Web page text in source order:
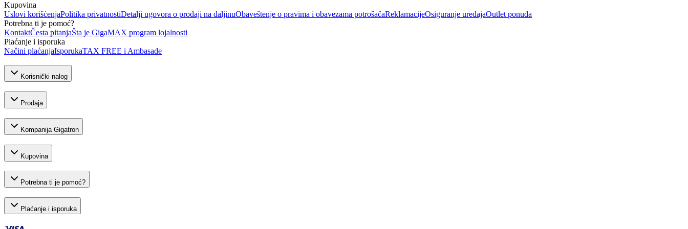
Kupovina
Uslovi korišćenjaPolitika privatnostiDetalji ugovora o prodaji na daljinuObaveštenje o pravima i obavezama potrošačaReklamacijeOsiguranje uređajaOutlet ponuda
Potrebna ti je pomoć?
KontaktČesta pitanjaŠta je GigaMAX program lojalnosti
Plaćanje i isporuka
Načini plaćanjaIsporukaTAX FREE i Ambasade
Korisnički nalog
Prodaja
Kompanija Gigatron
Kupovina
Potrebna ti je pomoć?
Plaćanje i isporuka